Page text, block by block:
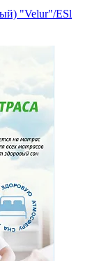
"Velur"/ESl